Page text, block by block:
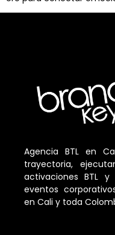
Agencia BTL en
trayectoria,
activaciones BTL
eventos
en Cali y toda